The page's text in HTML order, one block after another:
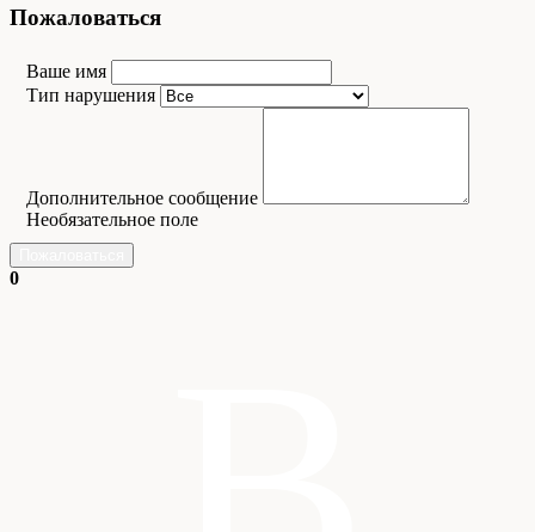
Пожаловаться
Ваше имя
Тип нарушения
Дополнительное сообщение
Необязательное поле
0